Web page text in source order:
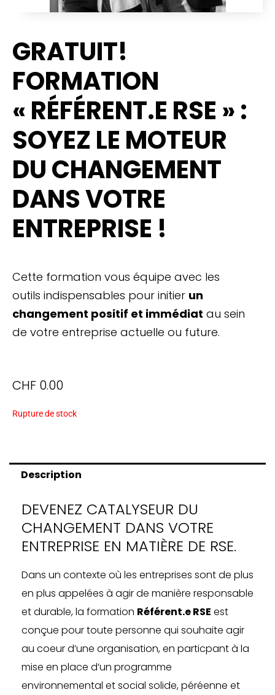
GRATUIT!
FORMATION
« RÉFÉRENT.E RSE » :
SOYEZ LE MOTEUR
DU CHANGEMENT
DANS VOTRE
ENTREPRISE !
Cette formation vous équipe avec les
outils indispensables pour initier un
changement positif et immédiat au sein
de votre entreprise actuelle ou future.
CHF 0.00
Rupture de stock
Description
DEVENEZ CATALYSEUR DU
CHANGEMENT DANS VOTRE
ENTREPRISE EN MATIÈRE DE RSE.
Dans un contexte où les entreprises sont de plus
en plus appelées à agir de manière responsable
et durable, la formation Référent.e RSE est
conçue pour toute personne qui souhaite agir
au coeur d’une organisation, en particpant à la
mise en place d’un programme
environnemental et social solide, péréenne et